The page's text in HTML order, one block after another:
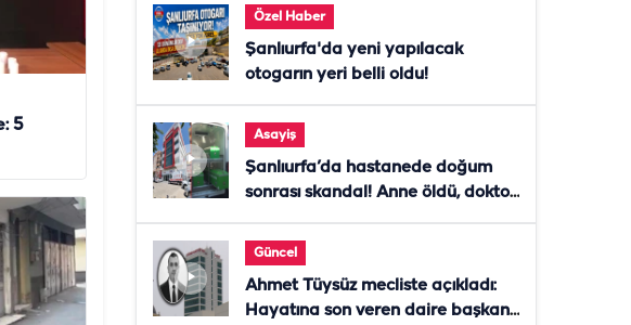
5
Özel Haber
Şanlıurfa'da yeni yapılacak
otogarın yeri belli oldu!
Asayiş
Şanlıurfa’da hastanede doğum
sonrası skandal! Anne öldü, doktor
Güncel
Ahmet Tüysüz mecliste açıkladı:
Hayatına son veren daire başkanı